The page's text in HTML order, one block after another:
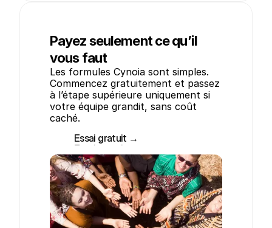
Payez seulement ce qu’il
vous faut
Les formules Cynoia sont simples.
Commencez gratuitement et passez
à l’étape supérieure uniquement si
votre équipe grandit, sans coût
caché.
Essai gratuit →
Essai gratuit →